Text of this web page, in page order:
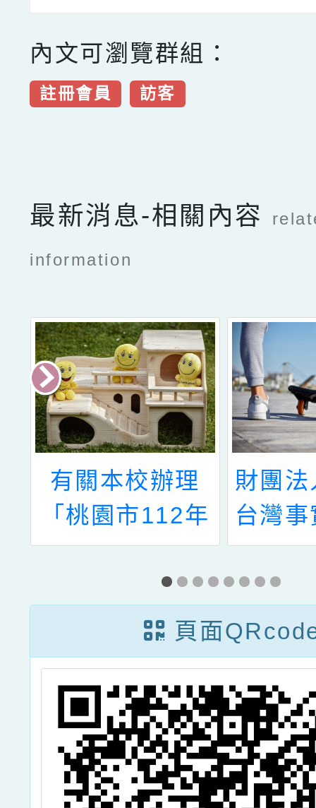
內文可瀏覽群組：
註冊會員 訪客
最新消息-相關內容
information
有關本校辦理
「桃園市112年
度加強各校教職
員及家長特教
知能研習」，請
鼓勵所屬教師、
家長及教師助理
員踴躍報名 參
加。
財團
台灣
育基
「台
交流
頁面